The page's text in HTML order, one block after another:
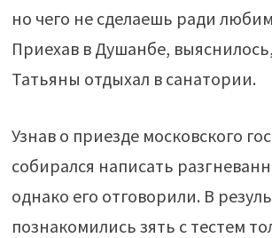
но чего не сделаешь ради
Приехав в Душанбе,
Татьяны отдыхал в санатории.
Узнав о приезде московского
собирался написать
однако его отговорили. В
познакомились зять с тестем